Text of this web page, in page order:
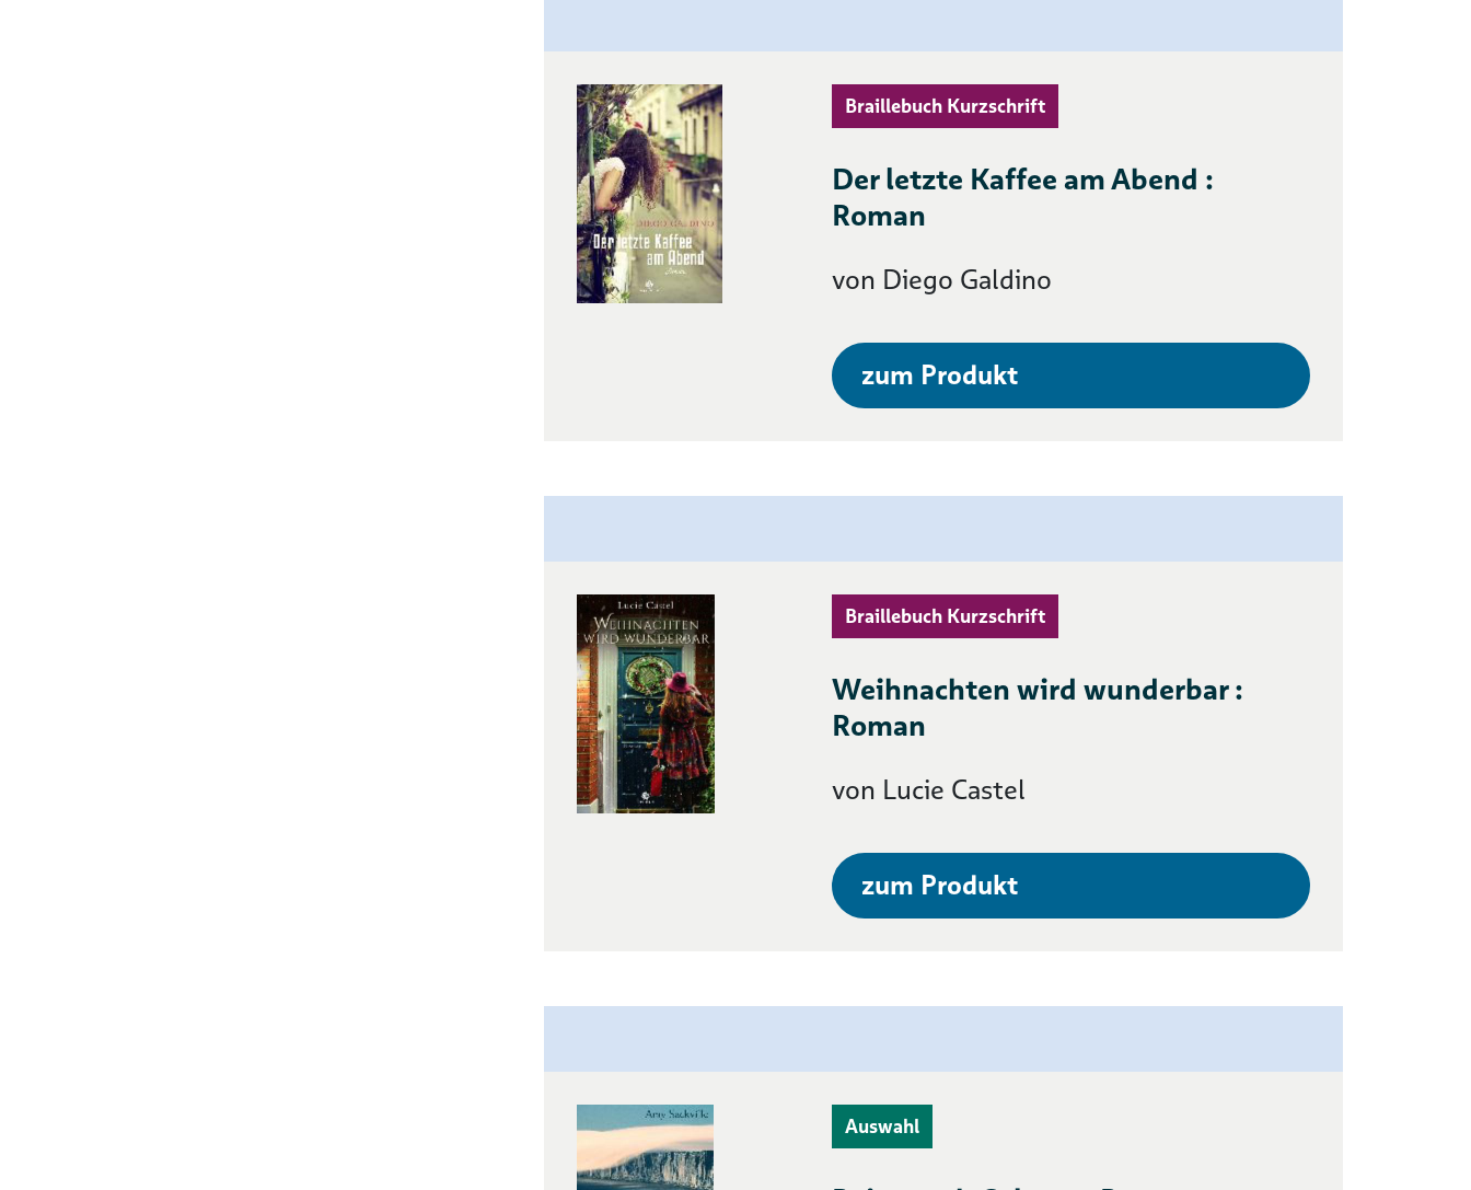
Braillebuch Kurzschrift
Der letzte Kaffee am Abend :
Roman
von Diego Galdino
zum Produkt
Braillebuch Kurzschrift
Weihnachten wird wunderbar :
Roman
von Lucie Castel
zum Produkt
Auswahl